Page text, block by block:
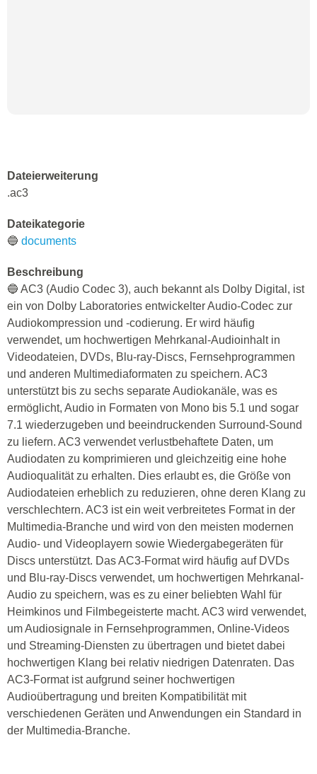
Dateierweiterung
.ac3
Dateikategorie
🔵 documents
Beschreibung
🔵 AC3 (Audio Codec 3), auch bekannt als Dolby Digital, ist
ein von Dolby Laboratories entwickelter Audio-Codec zur
Audiokompression und -codierung. Er wird häufig
verwendet, um hochwertigen Mehrkanal-Audioinhalt in
Videodateien, DVDs, Blu-ray-Discs, Fernsehprogrammen
und anderen Multimediaformaten zu speichern. AC3
unterstützt bis zu sechs separate Audiokanäle, was es
ermöglicht, Audio in Formaten von Mono bis 5.1 und sogar
7.1 wiederzugeben und beeindruckenden Surround-Sound
zu liefern. AC3 verwendet verlustbehaftete Daten, um
Audiodaten zu komprimieren und gleichzeitig eine hohe
Audioqualität zu erhalten. Dies erlaubt es, die Größe von
Audiodateien erheblich zu reduzieren, ohne deren Klang zu
verschlechtern. AC3 ist ein weit verbreitetes Format in der
Multimedia-Branche und wird von den meisten modernen
Audio- und Videoplayern sowie Wiedergabegeräten für
Discs unterstützt. Das AC3-Format wird häufig auf DVDs
und Blu-ray-Discs verwendet, um hochwertigen Mehrkanal-
Audio zu speichern, was es zu einer beliebten Wahl für
Heimkinos und Filmbegeisterte macht. AC3 wird verwendet,
um Audiosignale in Fernsehprogrammen, Online-Videos
und Streaming-Diensten zu übertragen und bietet dabei
hochwertigen Klang bei relativ niedrigen Datenraten. Das
AC3-Format ist aufgrund seiner hochwertigen
Audioübertragung und breiten Kompatibilität mit
verschiedenen Geräten und Anwendungen ein Standard in
der Multimedia-Branche.